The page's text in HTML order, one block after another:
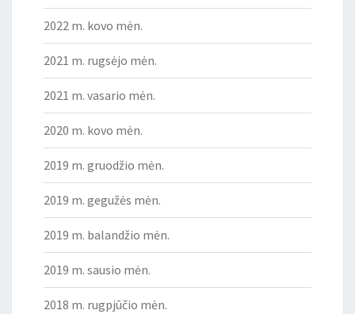
2022 m. kovo mėn.
2021 m. rugsėjo mėn.
2021 m. vasario mėn.
2020 m. kovo mėn.
2019 m. gruodžio mėn.
2019 m. gegužės mėn.
2019 m. balandžio mėn.
2019 m. sausio mėn.
2018 m. rugpjūčio mėn.